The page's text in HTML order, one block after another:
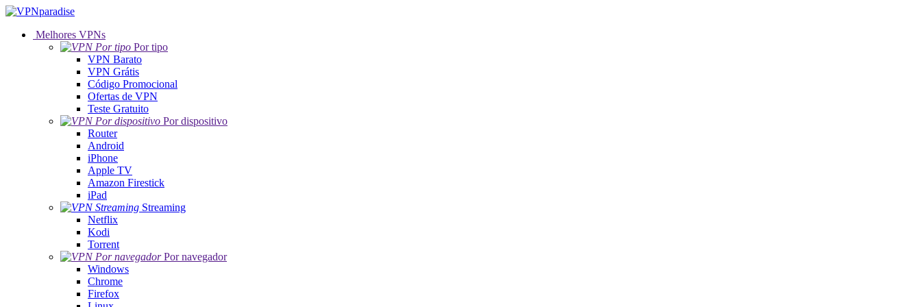
Melhores VPNs
Por tipo
VPN Barato
VPN Grátis
Código Promocional
Ofertas de VPN
Teste Gratuito
Por dispositivo
Router
Android
iPhone
Apple TV
Amazon Firestick
iPad
Streaming
Netflix
Kodi
Torrent
Por navegador
Windows
Chrome
Firefox